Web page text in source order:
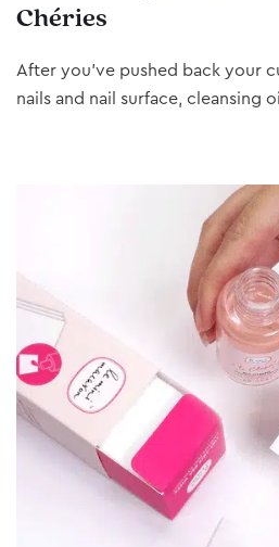
Chéries
After you’ve pushed back your
nails and nail surface, cleansing